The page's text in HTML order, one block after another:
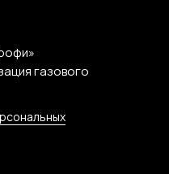
газового